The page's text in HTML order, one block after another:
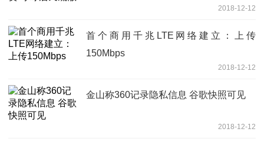
2018-12-12
首个商用千兆LTE网络建立：上传
150Mbps
2018-12-12
金山称360记录隐私信息 谷歌快照可见
2018-12-12